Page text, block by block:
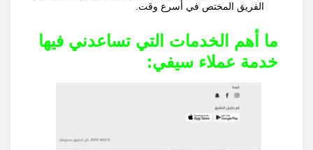
الفريق المختص في أسرع وقت
ما أهم الخدمات التي تساعدني فيها
خدمة عملاء سيفي: